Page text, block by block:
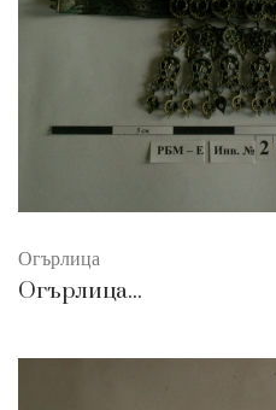
Огърлица
Огърлица...